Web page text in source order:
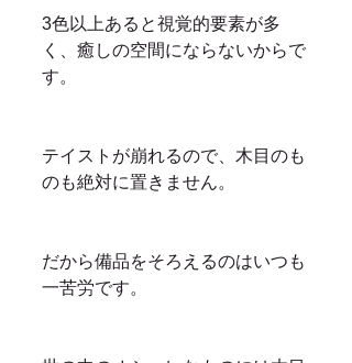
3色以上あると視覚的要素が多
く、癒しの空間にならないからで
す。
テイストが崩れるので、木目のも
のも絶対に置きません。
だから備品をそろえるのはいつも
一苦労です。